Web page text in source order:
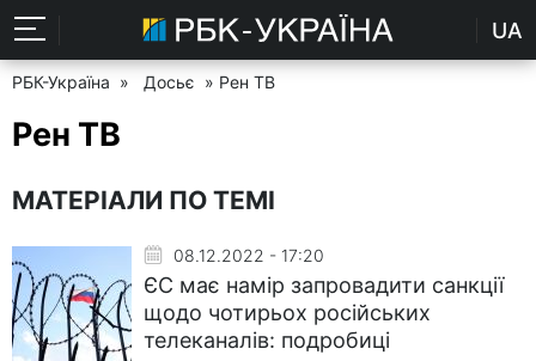
UA
РБК-Україна » Досьє » Рен ТВ
Рен ТВ
МАТЕРІАЛИ ПО ТЕМІ
08.12.2022 - 17:20
ЄС має намір запровадити санкції
щодо чотирьох російських
телеканалів: подробиці